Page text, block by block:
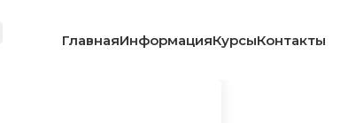
ГлавнаяИнформацияКурсыКонтакты